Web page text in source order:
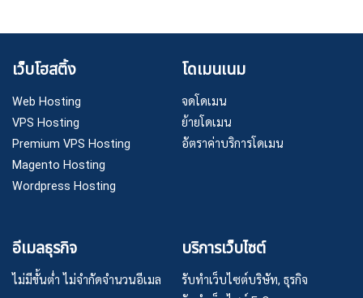
เว็บโฮสติ้ง
Web Hosting
VPS Hosting
Premium VPS Hosting
Magento Hosting
Wordpress Hosting
โดเมนเนม
จดโดเมน
ย้ายโดเมน
อัตราค่าบริการโดเมน
อีเมลธุรกิจ
ไม่มีขั้นต่ำ ไม่จำกัดจำนวนอีเมล
บริการเว็บไซต์
รับทำเว็บไซต์บริษัท, ธุรกิจ